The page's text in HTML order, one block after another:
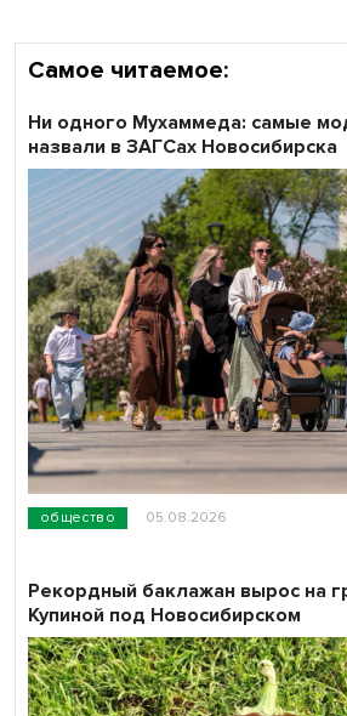
Самое читаемое:
общество 05.08.2026
Ни одного Мухаммеда: самые
назвали в ЗАГСах Новосибирска
Рекордный баклажан вырос на
Купиной под Новосибирском